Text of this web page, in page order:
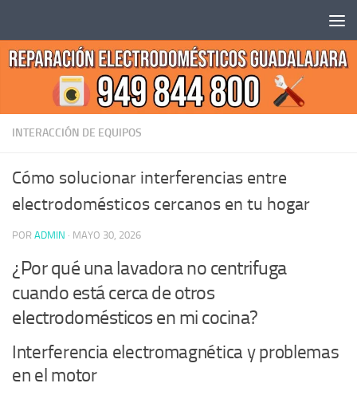
INTERACCIÓN DE EQUIPOS
Cómo solucionar interferencias entre
electrodomésticos cercanos en tu hogar
POR ADMIN · MAYO 30, 2026
¿Por qué una lavadora no centrifuga
cuando está cerca de otros
electrodomésticos en mi cocina?
Interferencia electromagnética y problemas
en el motor